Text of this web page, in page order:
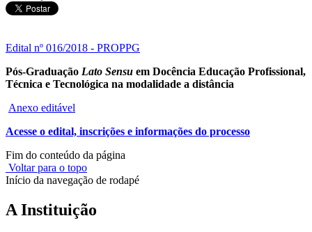
Edital nº 016/2018 - PROPPG
Pós-Graduação Lato Sensu em Docência Educação Profissional,
Técnica e Tecnológica na modalidade a distância
Anexo editável
Acesse o edital, inscrições e informações do processo
Fim do conteúdo da página
Voltar para o topo
Início da navegação de rodapé
A Instituição